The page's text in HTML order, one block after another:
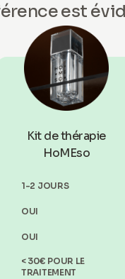
est
Kit de thérapie
HoMEso
1-2 JOURS
OUI
OUI
< 30€ POUR LE
TRAITEMENT